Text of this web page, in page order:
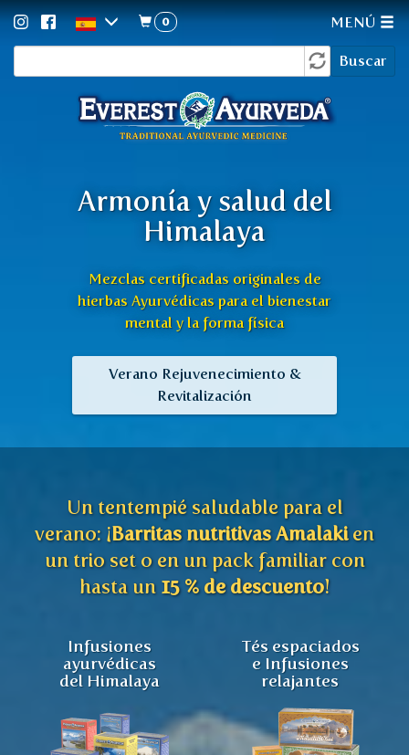
de
búsqueda
Buscar
0 MENÚ
Armonía y salud del
Himalaya
Mezclas certificadas originales de
hierbas Ayurvédicas para el bienestar
mental y la forma física
Verano Rejuvenecimiento &
Revitalización
Un tentempié saludable para el
verano: ¡Barritas nutritivas Amalakien
un trio set o en un pack familiar con
hasta un 15 % de descuento!
Infusiones
ayurvédicas
del Himalaya
Tés espaciados
e Infusiones
relajantes